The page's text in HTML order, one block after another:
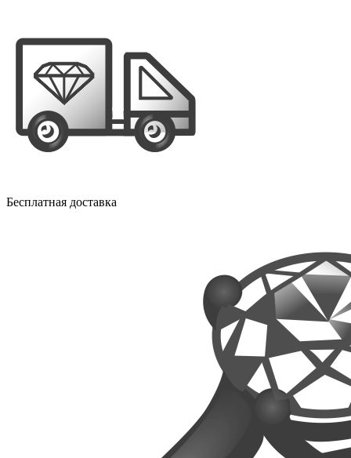
Бесплатная доставка